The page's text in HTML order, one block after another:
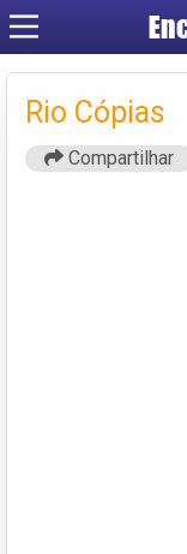
Rio Cópias
Compartilhar